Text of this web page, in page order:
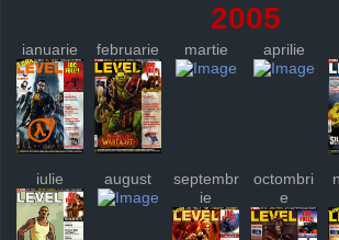
2005
ianuarie februarie martie aprilie
iulie august
septembr
ie
octombri
e